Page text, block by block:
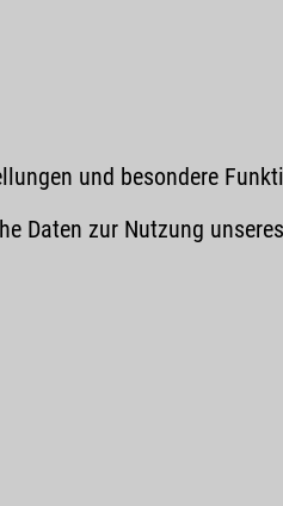
und besondere
Daten zur Nutzung